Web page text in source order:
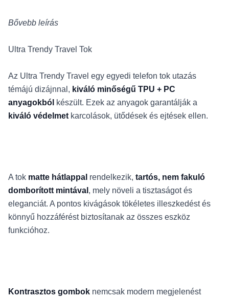
Bővebb leírás
Ultra Trendy Travel Tok
Az Ultra Trendy Travel egy egyedi telefon tok utazás
témájú dizájnnal, kiváló minőségű TPU + PC
anyagokból készült. Ezek az anyagok garantálják a
kiváló védelmet karcolások, ütődések és ejtések ellen.
A tok matte hátlappal rendelkezik, tartós, nem fakuló
domborított mintával , mely növeli a tisztaságot és
eleganciát. A pontos kivágások tökéletes illeszkedést és
könnyű hozzáférést biztosítanak az összes eszköz
funkcióhoz.
Kontrasztos gombok nemcsak modern megjelenést